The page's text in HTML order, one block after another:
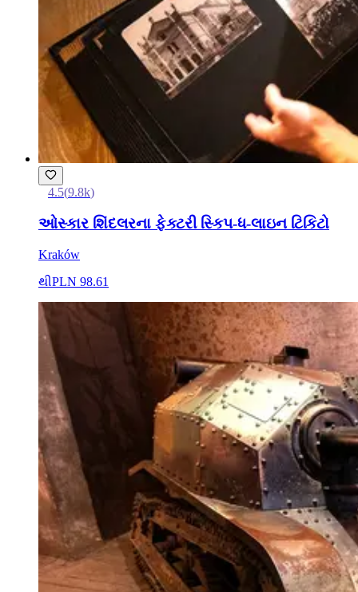
4.5(9.8k)
ઓસ્કાર શિંદલરના ફેક્ટરી સ્કિપ-ધ-લાઇન ટિકિટો
Kraków
થીPLN 98.61